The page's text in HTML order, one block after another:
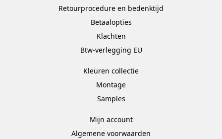
Retourprocedure en bedenktijd
Betaalopties
Klachten
Btw-verlegging EU
Kleuren collectie
Montage
Samples
Mijn account
Algemene voorwaarden